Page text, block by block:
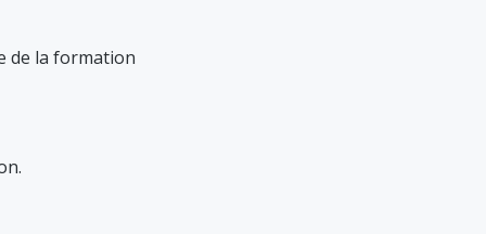
de la formation